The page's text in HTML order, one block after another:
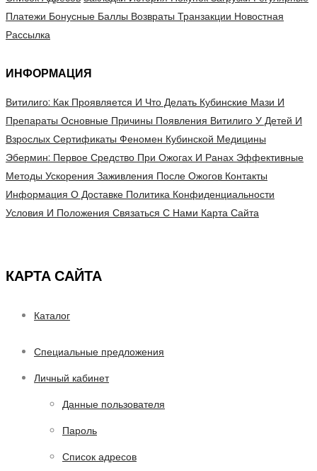
Платежи Бонусные Баллы Возвраты Транзакции Новостная
Рассылка
ИНФОРМАЦИЯ
Витилиго: Как Проявляется И Что Делать Кубинские Мази И
Препараты Основные Причины Появления Витилиго У Детей И
Взрослых Сертификаты Феномен Кубинской Медицины
Эбермин: Первое Средство При Ожогах И Ранах Эффективные
Методы Ускорения Заживления После Ожогов Контакты
Информация О Доставке Политика Конфиденциальности
Условия И Положения Связаться С Нами Карта Сайта
КАРТА САЙТА
Каталог
Специальные предложения
Личный кабинет
Данные пользователя
Пароль
Список адресов